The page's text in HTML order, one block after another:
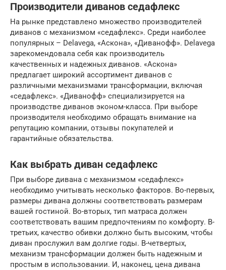
Производители диванов седафлекс
На рынке представлено множество производителей
диванов с механизмом «седафлекс». Среди наиболее
популярных – Delavega, «Аскона», «Диванофф». Delavega
зарекомендовала себя как производитель
качественных и надежных диванов. «Аскона»
предлагает широкий ассортимент диванов с
различными механизмами трансформации, включая
«седафлекс». «Диванофф» специализируется на
производстве диванов эконом-класса. При выборе
производителя необходимо обращать внимание на
репутацию компании, отзывы покупателей и
гарантийные обязательства.
Как выбрать диван седафлекс
При выборе дивана с механизмом «седафлекс»
необходимо учитывать несколько факторов. Во-первых,
размеры дивана должны соответствовать размерам
вашей гостиной. Во-вторых, тип матраса должен
соответствовать вашим предпочтениям по комфорту. В-
третьих, качество обивки должно быть высоким, чтобы
диван прослужил вам долгие годы. В-четвертых,
механизм трансформации должен быть надежным и
простым в использовании. И, наконец, цена дивана